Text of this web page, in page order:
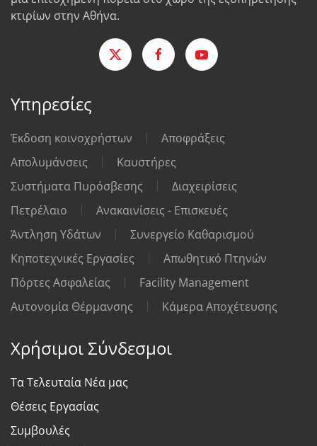
κτιρίων στην Αθήνα.
Υπηρεσίες
Έκδοση κοινοχρήστων
Αποφράξεις
Απολυμάνσεις
Καυστήρες
Συστήματα Πυρόσβεσης
Διαχειρίσεις
Πετρέλαιο
Ανακαινίσεις - Επισκευές
Άντληση Υδάτων
Συνεργείο Καθαρισμού
Κηποτεχνικές Εργασίες
Απωθητικό Πτηνών
Πόρτες Ασφαλείας
Facility Management
Αυτονομία Θέρμανσης
Κάμερα Αποχέτευσης
Χρήσιμοι Σύνδεσμοι
Τα Τελευταία Νέα μας
Θέσεις Εργασίας
Συμβουλές